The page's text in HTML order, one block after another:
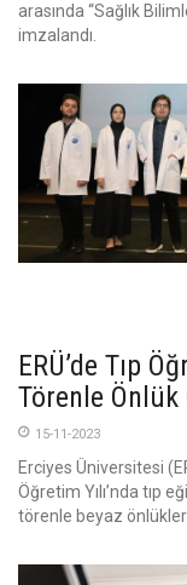
arasında “Sağlık
imzalandı.
ERÜ’de Tıp
Törenle Önlük
15-11-2023
Erciyes Üniversitesi
Öğretim Yılı’nda tıp
törenle beyaz